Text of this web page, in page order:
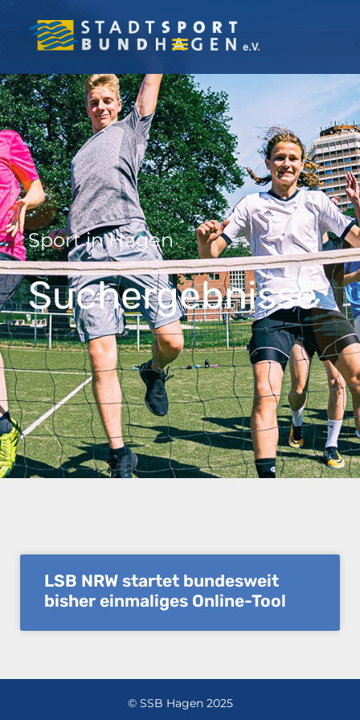
Sport in Hagen
Suchergebnisse
LSB NRW startet bundesweit
bisher einmaliges Online-Tool
© SSB Hagen 2025